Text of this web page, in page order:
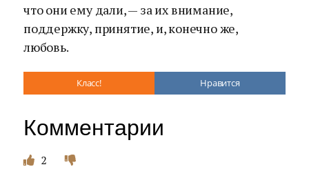
что они ему дали, — за их внимание,
поддержку, принятие, и, конечно же,
любовь.
Класс! Нравится
Комментарии
2